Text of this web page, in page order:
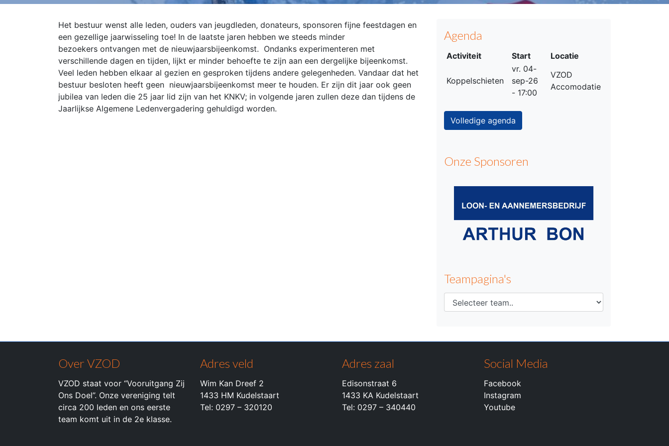
Het bestuur wenst alle leden, ouders van jeugdleden, donateurs, sponsoren fijne feestdagen en
een gezellige jaarwisseling toe! In de laatste jaren hebben we steeds minder
bezoekers ontvangen met de nieuwjaarsbijeenkomst. Ondanks experimenteren met
verschillende dagen en tijden, lijkt er minder behoefte te zijn aan een dergelijke bijeenkomst.
Veel leden hebben elkaar al gezien en gesproken tijdens andere gelegenheden. Vandaar dat het
bestuur besloten heeft geen nieuwjaarsbijeenkomst meer te houden. Er zijn dit jaar ook geen
jubilea van leden die 25 jaar lid zijn van het KNKV; in volgende jaren zullen deze dan tijdens de
Jaarlijkse Algemene Ledenvergadering gehuldigd worden.
Agenda
Activiteit Start Locatie
Koppelschieten
vr. 04-
sep-26
- 17:00
VZOD
Accomodatie
Volledige agenda
Onze Sponsoren
Teampagina's
Over VZOD
VZOD staat voor “Vooruitgang Zij
Ons Doel”. Onze vereniging telt
circa 200 leden en ons eerste
team komt uit in de 2e klasse.
Adres veld
Wim Kan Dreef 2
1433 HM Kudelstaart
Tel: 0297 – 320120
Adres zaal
Edisonstraat 6
1433 KA Kudelstaart
Tel: 0297 – 340440
Social Media
Facebook
Instagram
Youtube